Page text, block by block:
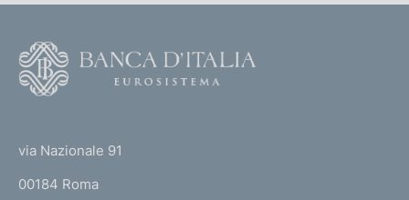
r
via Nazionale 91
00184 Roma